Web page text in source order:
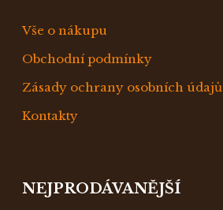
Vše o nákupu
Obchodní podmínky
Zásady ochrany osobních údajů
Kontakty
NEJPRODÁVANĚJŠÍ